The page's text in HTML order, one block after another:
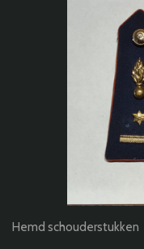
Hemd schouderstukken